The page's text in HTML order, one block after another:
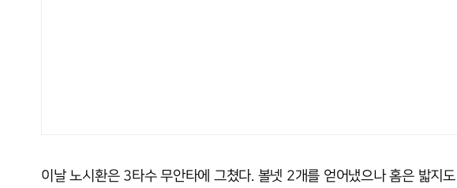
이날 노시환은 3타수 무안타에 그쳤다. 볼넷 2개를 얻어냈으나 홈은 밟지